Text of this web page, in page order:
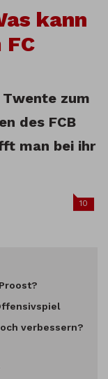
kann
zum
des FCB
man bei ihr
10
verbessern?